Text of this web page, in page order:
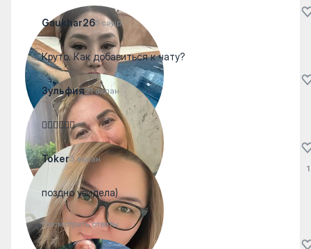
Gaukhar265 сәуір
Круто. Как добавиться к чату?
Зульфия21 ақпан
👍🏻👍🏻👍🏻
Toker3 ақпан
поздно увидела)
Посмотреть ответы
1